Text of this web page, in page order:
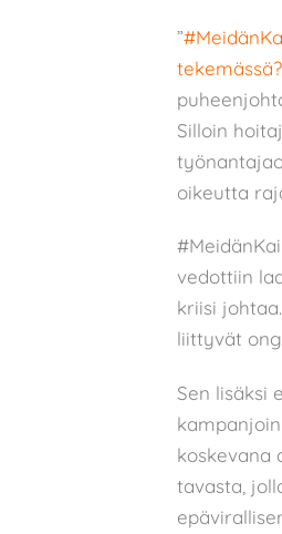
”
Silloin
oikeutta
vedottiin
kriisi
liittyvät
Sen lisäksi
koskevana
tavasta,